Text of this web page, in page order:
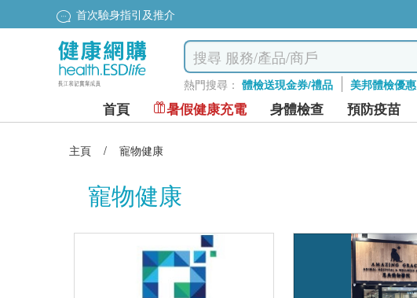
首次驗身指引及推介
熱門搜尋： 體檢送現金券/禮品 美邦體檢優惠
首頁 暑假健康充電 身體檢查 預防疫苗
主頁 / 寵物健康
寵物健康